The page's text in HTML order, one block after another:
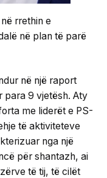
rrethin e
në plan të parë
në një raport
para 9 vjetësh. Aty
me liderët e PS-
të aktiviteteve
nga një
për shantazh, ai
të tij, të cilët